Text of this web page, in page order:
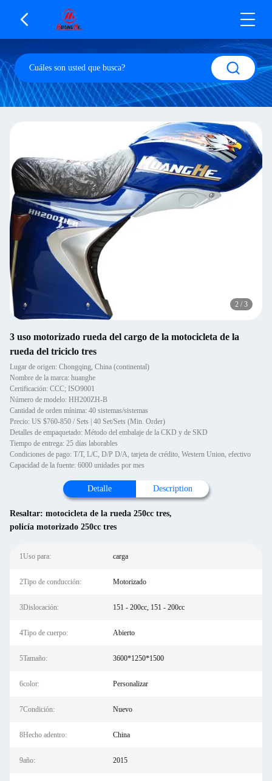
2 / 3
3 uso motorizado rueda del cargo de la motocicleta de la
rueda del triciclo tres
Lugar de origen: Chongqing, China (continental)
Nombre de la marca: huanghe
Certificación: CCC; ISO9001
Número de modelo: HH200ZH-B
Cantidad de orden mínima: 40 sistemas/sistemas
Precio: US $760-850 / Sets | 40 Set/Sets (Min. Order)
Detalles de empaquetado: Método del embalaje de la CKD y de SKD
Tiempo de entrega: 25 días laborables
Condiciones de pago: T/T, L/C, D/P D/A, tarjeta de crédito, Western Union, efectivo
Capacidad de la fuente: 6000 unidades por mes
Detalle Description
Resaltar: motocicleta de la rueda 250cc tres,
policía motorizado 250cc tres
1Uso para: carga
2Tipo de conducción: Motorizado
3Dislocación: 151 - 200cc, 151 - 200cc
4Tipo de cuerpo: Abierto
5Tamaño: 3600*1250*1500
6color: Personalizar
7Condición: Nuevo
8Hecho adentro: China
9año: 2015